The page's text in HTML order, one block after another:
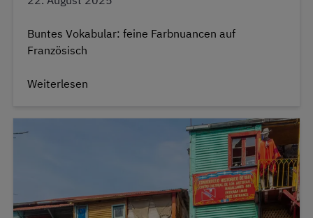
Buntes Vokabular: feine Farbnuancen auf
Französisch
Weiterlesen